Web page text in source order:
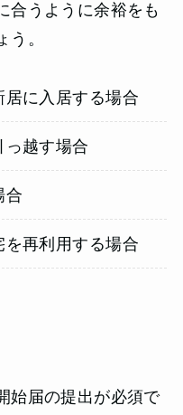
合うように余裕をも
。
に入居する場合
っ越す場合
合
再利用する場合
始届の提出が必須で